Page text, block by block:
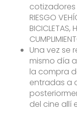
cotizadores
RIESGO
BICICLETAS,
Una vez se
mismo día
la compra
entradas a
del cine allí